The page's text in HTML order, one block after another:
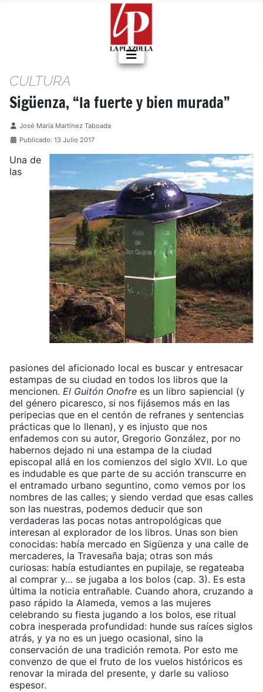
CULTURA
Sigüenza, “la fuerte y bien murada”
Detalles
José María Martínez Taboada
Publicado: 13 Julio 2017
Una de
las
pasiones del aficionado local es buscar y entresacar
estampas de su ciudad en todos los libros que la
mencionen. El Guitón Onofre es un libro sapiencial (y
del género picaresco, si nos fijásemos más en las
peripecias que en el centón de refranes y sentencias
prácticas que lo llenan), y es injusto que nos
enfademos con su autor, Gregorio González, por no
habernos dejado ni una estampa de la ciudad
episcopal allá en los comienzos del siglo XVII. Lo que
es indudable es que parte de su acción transcurre en
el entramado urbano seguntino, como vemos por los
nombres de las calles; y siendo verdad que esas calles
son las nuestras, podemos deducir que son
verdaderas las pocas notas antropológicas que
interesan al explorador de los libros. Unas son bien
conocidas: había mercado en Sigüenza y una calle de
mercaderes, la Travesaña baja; otras son más
curiosas: había estudiantes en pupilaje, se regateaba
al comprar y… se jugaba a los bolos (cap. 3). Es esta
última la noticia entrañable. Cuando ahora, cruzando a
paso rápido la Alameda, vemos a las mujeres
celebrando su fiesta jugando a los bolos, ese ritual
cobra inesperada profundidad: hunde sus raíces siglos
atrás, y ya no es un juego ocasional, sino la
conservación de una tradición remota. Por esto me
convenzo de que el fruto de los vuelos históricos es
renovar la mirada del presente, y darle su valioso
espesor.